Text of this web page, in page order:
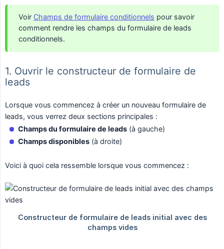
Voir Champs de formulaire conditionnels pour savoir
comment rendre les champs du formulaire de leads
conditionnels.
1. Ouvrir le constructeur de formulaire de
leads
Lorsque vous commencez à créer un nouveau formulaire de
leads, vous verrez deux sections principales :
Champs du formulaire de leads (à gauche)
Champs disponibles (à droite)
Voici à quoi cela ressemble lorsque vous commencez :